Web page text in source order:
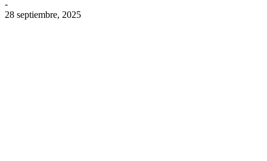
-
28 septiembre, 2025